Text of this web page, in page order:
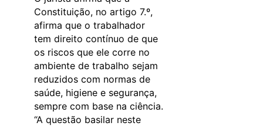
Constituição, no artigo 7.º,
afirma que o trabalhador
tem direito contínuo de que
os riscos que ele corre no
ambiente de trabalho sejam
reduzidos com normas de
saúde, higiene e segurança,
sempre com base na ciência.
“A questão basilar neste